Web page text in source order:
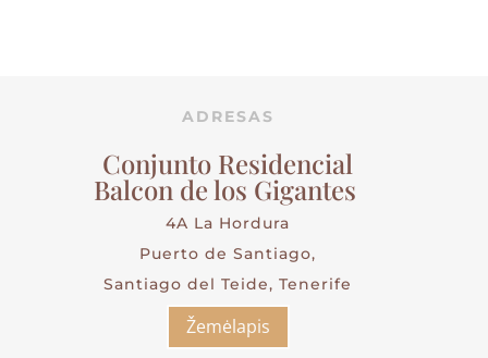
ADRESAS
Conjunto Residencial
Balcon de los Gigantes
4A La Hordura
Puerto de Santiago,
Santiago del Teide, Tenerife
Žemėlapis